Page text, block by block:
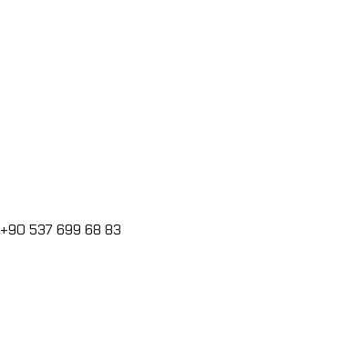
+90 537 699 68 83